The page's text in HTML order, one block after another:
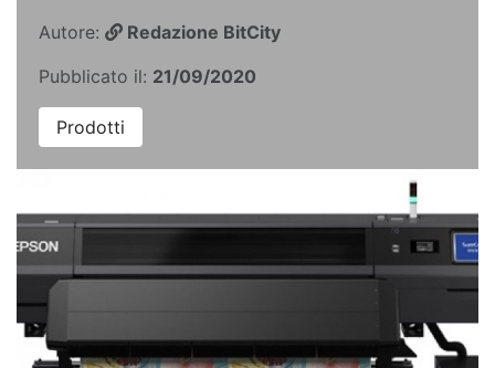
Autore:
Redazione BitCity
Pubblicato il: 21/09/2020
Prodotti